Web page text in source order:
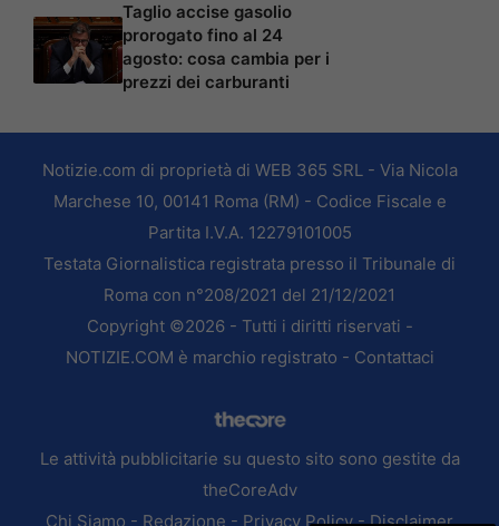
Taglio accise gasolio
prorogato fino al 24
agosto: cosa cambia per i
prezzi dei carburanti
Notizie.com di proprietà di WEB 365 SRL - Via Nicola
Marchese 10, 00141 Roma (RM) - Codice Fiscale e
Partita I.V.A. 12279101005
Testata Giornalistica registrata presso il Tribunale di
Roma con n°208/2021 del 21/12/2021
Copyright ©2026 - Tutti i diritti riservati -
NOTIZIE.COM è marchio registrato - Contattaci
Le attività pubblicitarie su questo sito sono gestite da
theCoreAdv
Chi Siamo - Redazione - Privacy Policy-Disclaimer